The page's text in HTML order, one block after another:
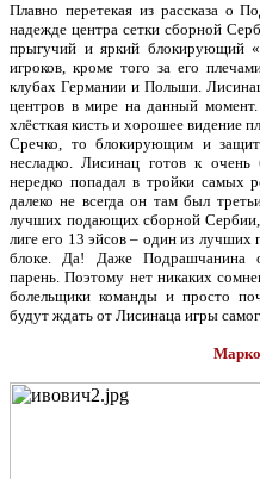
Плавно перетекая из рассказа о
надежде центра сетки сборной
прыгучий и яркий блокирующий
игроков, кроме того за его
клубах Германии и Польши.
центров в мире на данный
хлёсткая кисть и хорошее видение
Сречко, то блокирующим и
несладко. Лисинац готов к
нередко попадал в тройки самых
далеко не всегда он там был
лучших подающих сборной
лиге его 13 эйсов – один из
блоке. Да! Даже Подрашчанина
парень. Поэтому нет никаких
болельщики команды и просто
будут ждать от Лисинаца игры